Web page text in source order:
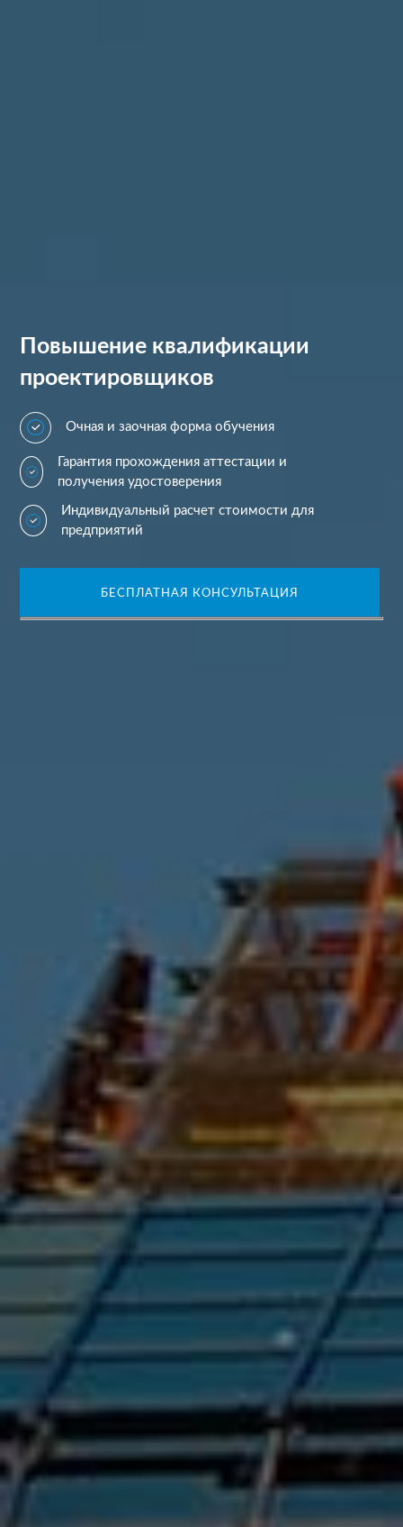
Повышение квалификации
проектировщиков
Очная и заочная форма обучения
Гарантия прохождения аттестации и
получения удостоверения
Индивидуальный расчет стоимости для
предприятий
БЕСПЛАТНАЯ КОНСУЛЬТАЦИЯ